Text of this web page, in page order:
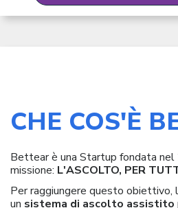
CHE COS'È
Bettear è una Startup fondata nel
missione: L'ASCOLTO, PER
Per raggiungere questo obiettivo,
un sistema di ascolto assistito